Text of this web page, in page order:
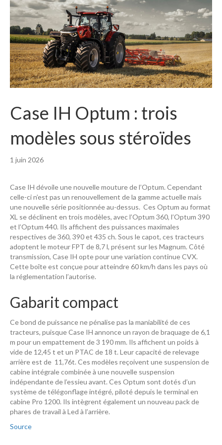
Case IH Optum : trois
modèles sous stéroïdes
1 juin 2026
Case IH dévoile une nouvelle mouture de l’Optum. Cependant
celle-ci n’est pas un renouvellement de la gamme actuelle mais
une nouvelle série positionnée au-dessus. Ces Optum au format
XL se déclinent en trois modèles, avec l’Optum 360, l’Optum 390
et l’Optum 440. Ils affichent des puissances maximales
respectives de 360, 390 et 435 ch. Sous le capot, ces tracteurs
adoptent le moteur FPT de 8,7 l, présent sur les Magnum. Côté
transmission, Case IH opte pour une variation continue CVX.
Cette boîte est conçue pour atteindre 60 km/h dans les pays où
la réglementation l’autorise.
Gabarit compact
Ce bond de puissance ne pénalise pas la maniabilité de ces
tracteurs, puisque Case IH annonce un rayon de braquage de 6,1
m pour un empattement de 3 190 mm. Ils affichent un poids à
vide de 12,45 t et un PTAC de 18 t. Leur capacité de relevage
arrière est de 11,76t. Ces modèles reçoivent une suspension de
cabine intégrale combinée à une nouvelle suspension
indépendante de l’essieu avant. Ces Optum sont dotés d’un
système de télégonflage intégré, piloté depuis le terminal en
cabine Pro 1200. Ils intègrent également un nouveau pack de
phares de travail à Led à l’arrière.
Source